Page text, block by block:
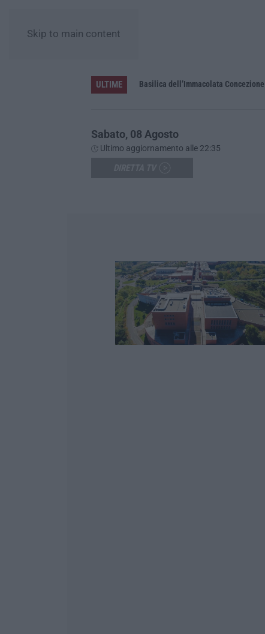
Skip to main content
ULTIME Basilica dell’Immacolata
Sabato, 08 Agosto
Ultimo aggiornamento alle 22:35